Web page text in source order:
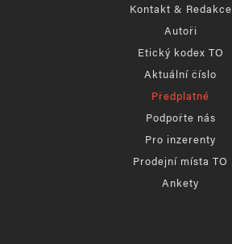
Kontakt & Redakce
Autoři
Etický kodex TO
Aktuální číslo
Předplatné
Podpořte nás
Pro inzerenty
Prodejní místa TO
Ankety